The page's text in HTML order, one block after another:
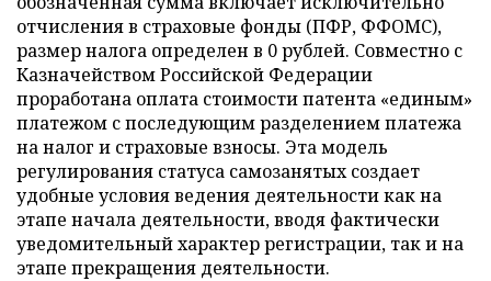
отчисления в страховые фонды (ПФР, ФФОМС),
размер налога определен в 0 рублей. Совместно с
Казначейством Российской Федерации
проработана оплата стоимости патента «единым»
платежом с последующим разделением платежа
на налог и страховые взносы. Эта модель
регулирования статуса самозанятых создает
удобные условия ведения деятельности как на
этапе начала деятельности, вводя фактически
уведомительный характер регистрации, так и на
этапе прекращения деятельности.